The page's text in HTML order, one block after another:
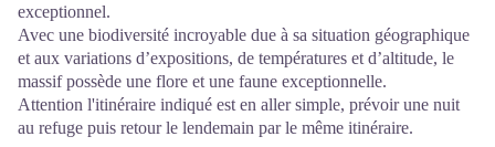
exceptionnel.
Avec une biodiversité incroyable due à sa situation géographique
et aux variations d’expositions, de températures et d’altitude, le
massif possède une flore et une faune exceptionnelle.
Attention l'itinéraire indiqué est en aller simple, prévoir une nuit
au refuge puis retour le lendemain par le même itinéraire.